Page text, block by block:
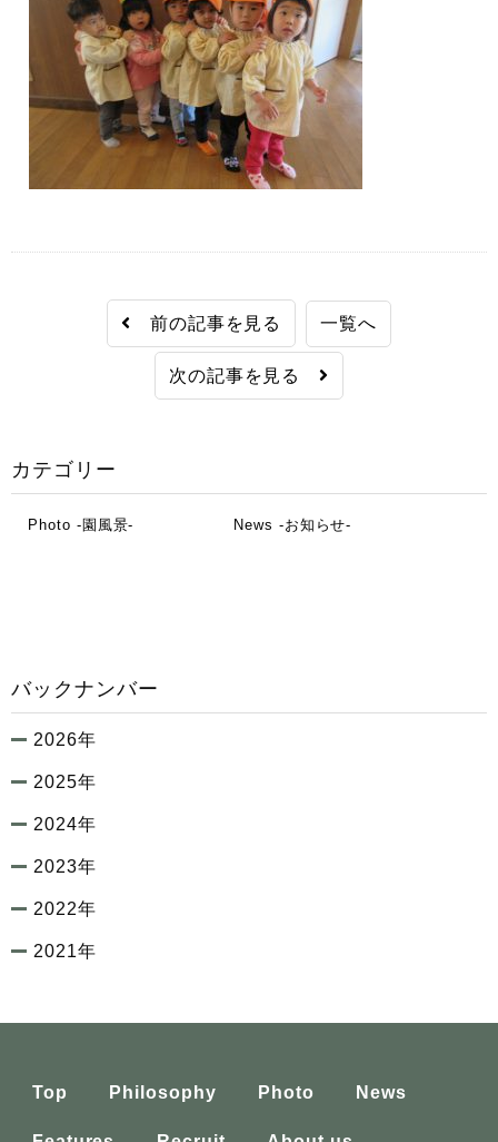
前の記事を見る 一覧へ
次の記事を見る
カテゴリー
Photo -園風景- News -お知らせ-
バックナンバー
2026年
2025年
2024年
2023年
2022年
2021年
Top Philosophy Photo News